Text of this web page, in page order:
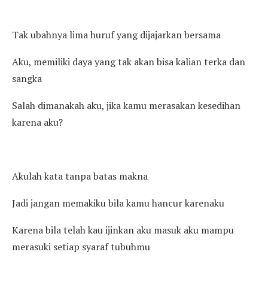
Tak ubahnya lima huruf yang dijajarkan bersama
Aku, memiliki daya yang tak akan bisa kalian terka dan
sangka
Salah dimanakah aku, jika kamu merasakan kesedihan
karena aku?
Akulah kata tanpa batas makna
Jadi jangan memakiku bila kamu hancur karenaku
Karena bila telah kau ijinkan aku masuk aku mampu
merasuki setiap syaraf tubuhmu